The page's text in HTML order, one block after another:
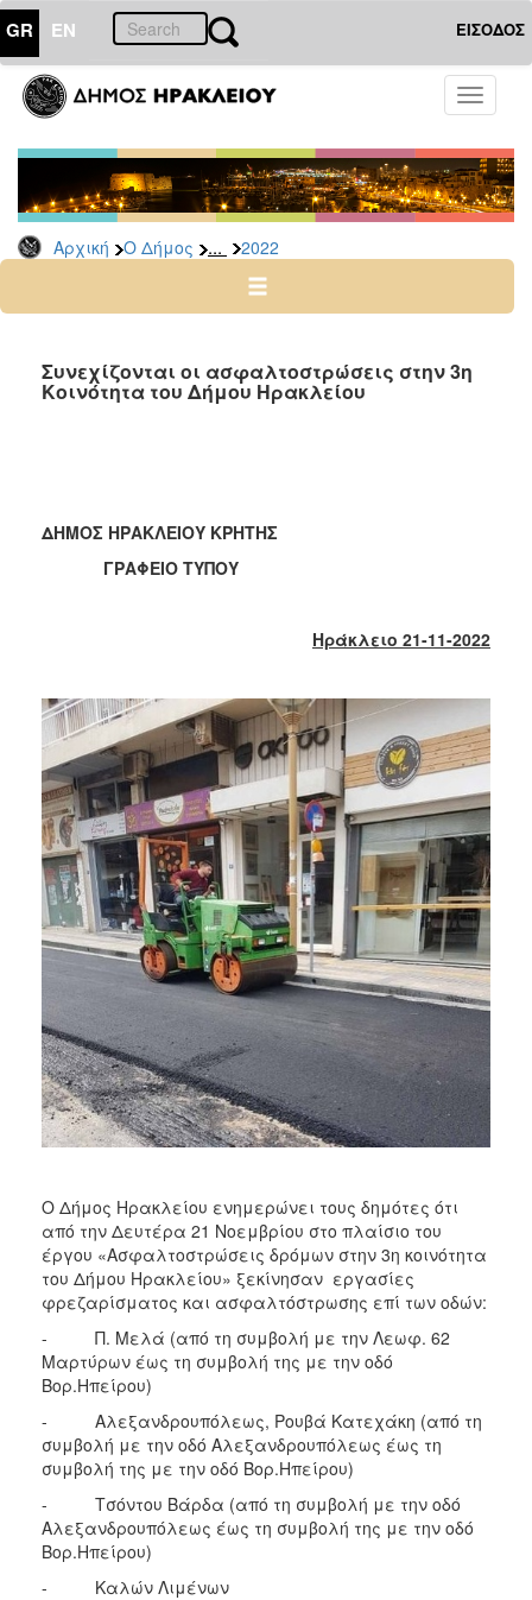
GR EN ΕΙΣΟΔΟΣ
Toggle
Αρχική Ο Δήμος ... 2022
ΔΗΜΟΣ
Δελτία
Τύπου
Αρχείο
2026
2024
2022
2018
2017
2012
2011
2010
2006
ΤΟΠΟΣ
ΠΟΛΙΤΙΣΜΟΣ
ΑΝΘΕΚΤΙΚΗ
ΠΟΛΗ
Συνεχίζονται οι ασφαλτοστρώσεις στην 3η
Κοινότητα του Δήμου Ηρακλείου
ΔΗΜΟΣ ΗΡΑΚΛΕΙΟΥ ΚΡΗΤΗΣ
ΓΡΑΦΕΙΟ ΤΥΠΟΥ
Ηράκλειο 21-11-2022
Ο Δήμος Ηρακλείου ενημερώνει τους δημότες ότι
από την Δευτέρα 21 Νοεμβρίου στο πλαίσιο του
έργου «Ασφαλτοστρώσεις δρόμων στην 3η κοινότητα
του Δήμου Ηρακλείου» ξεκίνησαν εργασίες
φρεζαρίσματος και ασφαλτόστρωσης επί των οδών:
- Π. Μελά (από τη συμβολή με την Λεωφ. 62
Μαρτύρων έως τη συμβολή της με την οδό
Βορ.Ηπείρου)
- Αλεξανδρουπόλεως, Ρουβά Κατεχάκη (από τη
συμβολή με την οδό Αλεξανδρουπόλεως έως τη
συμβολή της με την οδό Βορ.Ηπείρου)
- Τσόντου Βάρδα (από τη συμβολή με την οδό
Αλεξανδρουπόλεως έως τη συμβολή της με την οδό
Βορ.Ηπείρου)
- Καλών Λιμένων